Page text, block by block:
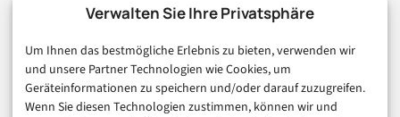
Verwalten Sie Ihre Privatsphäre
Um Ihnen das bestmögliche Erlebnis zu bieten, verwenden wir
und unsere Partner Technologien wie Cookies, um
Geräteinformationen zu speichern und/oder darauf zuzugreifen.
Wenn Sie diesen Technologien zustimmen, können wir und
festlegen.
Content Security Policy härteten:Explizit regeln,
welche externen Skripte – inklusive Payment-
Provider-JS – im Checkout erlaubt sind.